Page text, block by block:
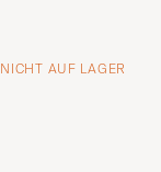
NICHT AUF LAGER